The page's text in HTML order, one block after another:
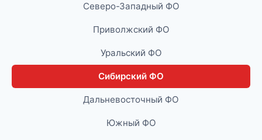
Северо-Западный ФО
Приволжский ФО
Уральский ФО
Сибирский ФО
Дальневосточный ФО
Южный ФО